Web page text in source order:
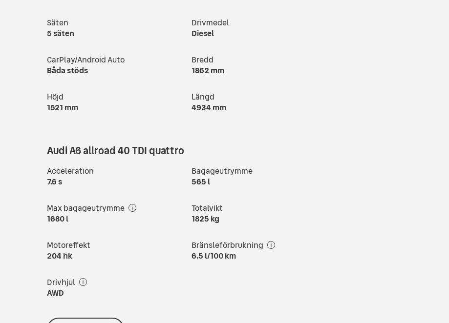
Säten
5säten
Drivmedel
Diesel
CarPlay/Android Auto
Båda stöds
Bredd
1862 mm
Höjd
1521 mm
Längd
4934 mm
Audi A6 allroad 40 TDI quattro
Acceleration
7.6s
Bagageutrymme
565 l
Max bagageutrymme
1680l
Totalvikt
1825 kg
Motoreffekt
204 hk
Bränsleförbrukning
6.5 l/100 km
Drivhjul
AWD